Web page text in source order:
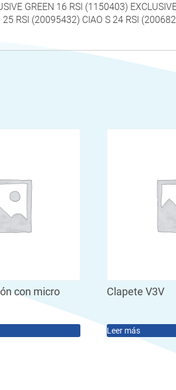
GREEN 16 RSI (1150403)
RSI (20095432) CIAO S 24 RSI
con micro
Clapete V3V
Leer más